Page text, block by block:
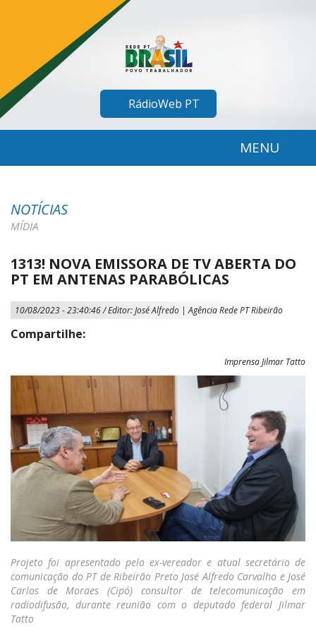
RádioWeb PT
MENU
NOTÍCIAS
MÍDIA
1313! NOVA EMISSORA DE TV ABERTA DO
PT EM ANTENAS PARABÓLICAS
10/08/2023 - 23:40:46/ Editor: José Alfredo | Agência Rede PT Ribeirão
Compartilhe:
Imprensa Jilmar Tatto
Projeto foi apresentado pelo ex-vereador e atual secretário de
comunicação do PT de Ribeirão Preto José Alfredo Carvalho e José
Carlos de Moraes (Cipó) consultor de telecomunicação em
radiodifusão, durante reunião com o deputado federal Jilmar
Tatto